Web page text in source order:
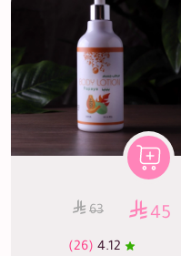
45
63
4.12
(26)